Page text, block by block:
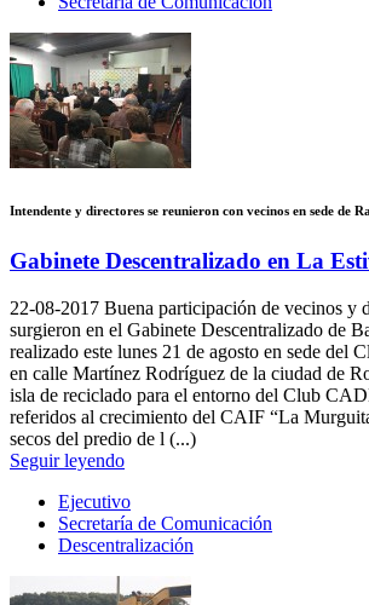
Intendente y directores se reunieron con vecinos en sede de
Gabinete Descentralizado en La
22-08-2017 Buena participación de vecinos y
surgieron en el Gabinete Descentralizado de
realizado este lunes 21 de agosto en sede del
en calle Martínez Rodríguez de la ciudad de
isla de reciclado para el entorno del Club
referidos al crecimiento del CAIF “La
secos del predio de l (...)
Seguir leyendo
Ejecutivo
Secretaría de Comunicación
Descentralización